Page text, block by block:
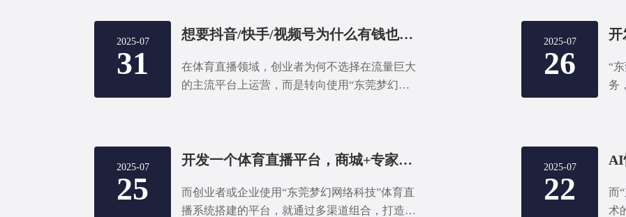
2025-07
31
想要抖音/快手/视频号为什么有钱也拿不到赛事直播授权？关键是监管
在体育直播领域，创业者为何不选择在流量巨大
的主流平台上运营，而是转向使用“东莞梦幻网
2025-07
26
“
务
2025-07
25
开发一个体育直播平台，商城+专家+会员系统，才是主流？
而创业者或企业使用“东莞梦幻网络科技”体育直
播系统搭建的平台，就通过多渠道组合，打造真
2025-07
22
而
术